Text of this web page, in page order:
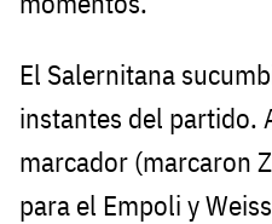
El Salernitana
instantes del partido.
marcador (marcaron
para el Empoli y